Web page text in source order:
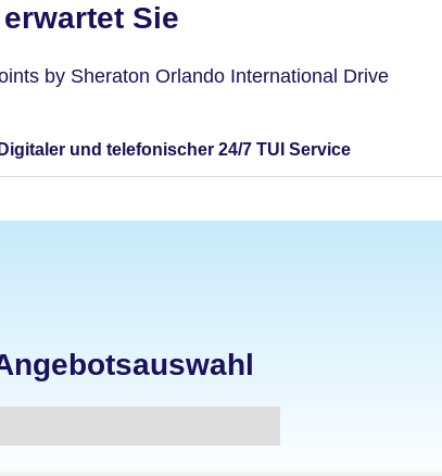
Sie
by Sheraton Orlando International Drive
Digitaler und telefonischer 24/7 TUI Service